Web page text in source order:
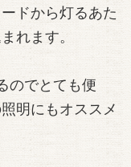
ドから灯るあた
れます。
のでとても便
明にもオススメ